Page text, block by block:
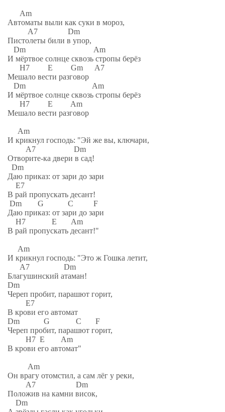
Am
Автоматы выли как суки в мороз,
A7 Dm
Пистолеты били в упор,
Dm Am
И мёртвое солнце сквозь стропы берёз
H7 E Gm A7
Мешало вести разговор
Dm Am
И мёртвое солнце сквозь стропы берёз
H7 E Am
Мешало вести разговор
Am
И крикнул господь: "Эй же вы, ключари,
A7 Dm
Отворите-ка двери в сад!
Dm
Даю приказ: от зари до зари
E7
В рай пропускать десант!
Dm G C F
Даю приказ: от зари до зари
H7 E Am
В рай пропускать десант!"
Am
И крикнул господь: "Это ж Гошка летит,
A7 Dm
Благушинский атаман!
Dm
Череп пробит, парашют горит,
E7
В крови его автомат
Dm G C F
Череп пробит, парашют горит,
H7 E Am
В крови его автомат"
Am
Он врагу отомстил, а сам лёг у реки,
A7 Dm
Положив на камни висок,
Dm